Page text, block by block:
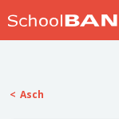
Asch